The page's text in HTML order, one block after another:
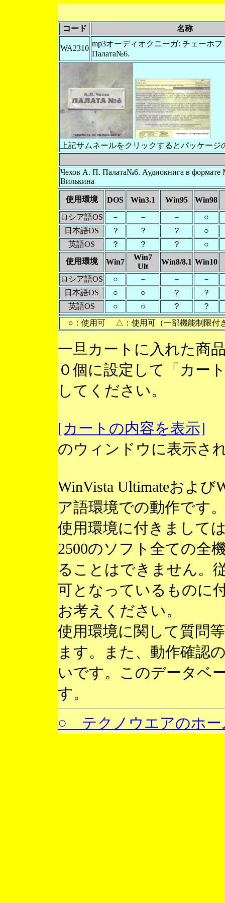
コード 名称
WA2310
mp3オーディオクニーガ: チェーホ
Палата№6.
上記サムネールをクリックするとパッケー
Чехов А. П. Палата№6. Аудиокнига в формате
Вилькина
使用環境 DOS Win3.1 Win95
Win98
ロシア語OS
－ － －
○
日本語OS
？ ？ ？
○
英語OS
？ ？ ？
○
使用環境
Win7
Win7
Ult
Win8/8.1 Win10
ロシア語OS
○ － －
－
日本語OS
○ ○ ？
？
英語OS
○ ○ ？
？
○：使用可 △：使用可（一部機能制限
一旦カートに入れた商
０個に設定して「カー
してください。
[カートの内容を表示]
のウィンドウに表示さ
WinVista Ultimateおよ
ア語環境での動作です
使用環境に付きまして
2500のソフト全ての全
ることはできません。
可となっているものに
お考えください。
使用環境に関して質問
ます。また、動作確認
いです。このデータベ
す。
○ テクノウエアのホー